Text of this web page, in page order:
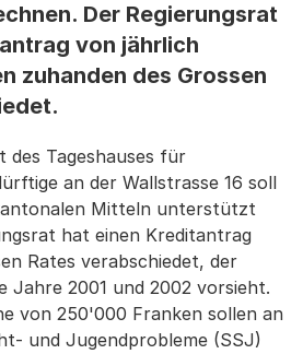
Der Regierungsrat
von jährlich
zuhanden des Grossen
des Tageshauses für
an der Wallstrasse 16 soll
Mitteln unterstützt
hat einen Kreditantrag
Rates verabschiedet, der
Jahre 2001 und 2002 vorsieht.
von 250'000 Franken sollen an
und Jugendprobleme (SSJ)